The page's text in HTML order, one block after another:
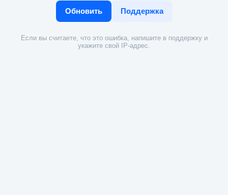
Обновить Поддержка
Если вы считаете, что это ошибка, напишите в поддержку и
укажите свой IP-адрес.